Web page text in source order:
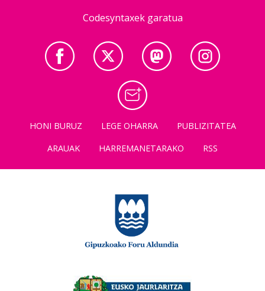
Codesyntaxek garatua
HONI BURUZ LEGE OHARRA
PUBLIZITATEA
ARAUAK
HARREMANETARAKO RSS